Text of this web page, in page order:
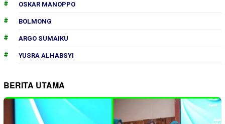
OSKAR MANOPPO
BOLMONG
ARGO SUMAIKU
YUSRA ALHABSYI
BERITA UTAMA